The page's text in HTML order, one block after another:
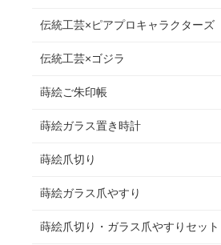
伝統工芸×ピアプロキャラクターズ
伝統工芸×ゴジラ
蒔絵ご朱印帳
蒔絵ガラス置き時計
蒔絵爪切り
蒔絵ガラス爪やすり
蒔絵爪切り・ガラス爪やすりセット